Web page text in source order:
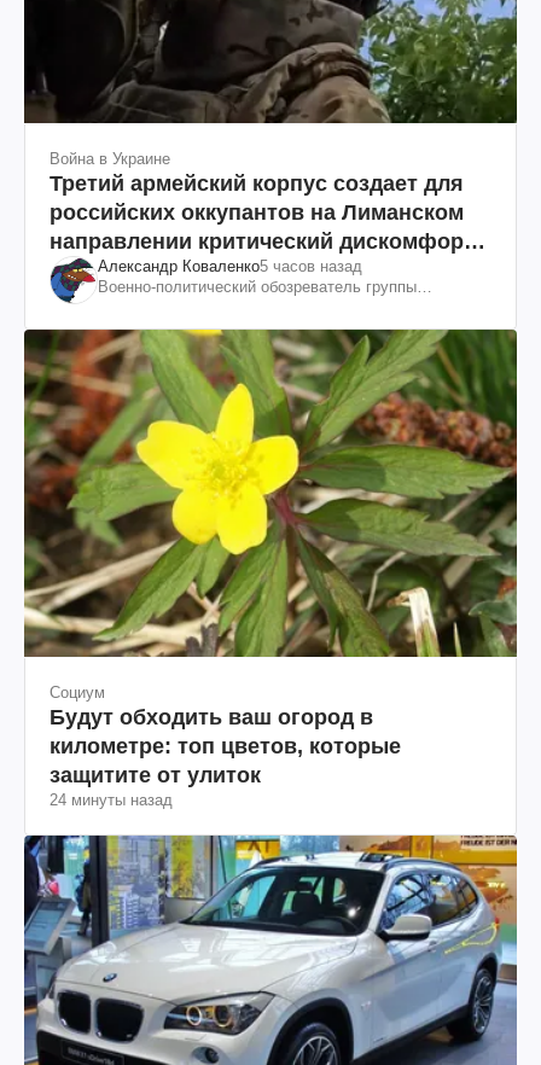
Война в Украине
Третий армейский корпус создает для
российских оккупантов на Лиманском
направлении критический дискомфорт:
как это удалось
Александр Коваленко5 часов назад
Военно-политический обозреватель группы
Социум
Будут обходить ваш огород в
километре: топ цветов, которые
защитите от улиток
24 минуты назад